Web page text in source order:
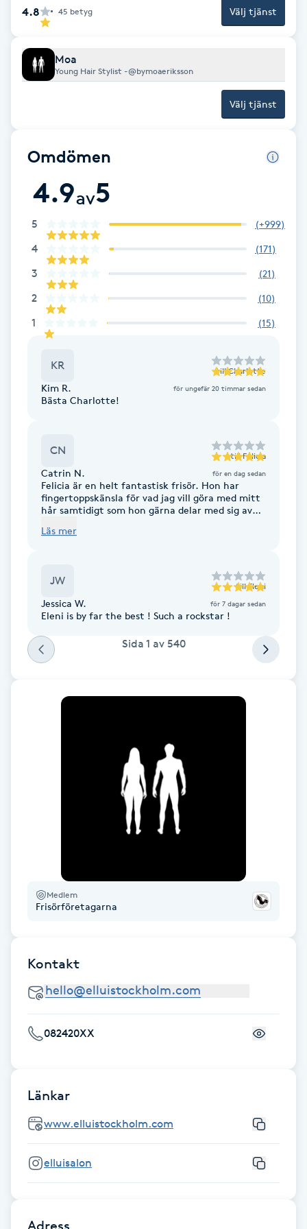
Gua Sha-massage
Hatha Yoga
Headspa
Healing
Herrklippning
Hollywood Peel
Hot Stone Massage
Hudföryngring
Hudvård
Hyaluronsyra
Hårborttagning
Hårbottenbehandling
Hårförlängning
IR-massage
Japansk massage
K
Katun fransar
Kemisk peeling
4.8 45 betyg Välj tjänst
Moa
Young Hair Stylist -@bymoaeriksson
Välj tjänst
Omdömen
4.9av5
5 (+999)
4 (171)
3 (21)
2 (10)
1 (15)
KR till Charlotte
Kim R. för ungefär 20 timmar sedan
Bästa Charlotte!
CN till Felicia
Catrin N. för en dag sedan
Felicia är en helt fantastisk frisör. Hon har
fingertoppskänsla för vad jag vill göra med mitt
hår samtidigt som hon gärna delar med sig av
kombination!
Läs mer
JW till Eleni
Jessica W. för 7 dagar sedan
Eleni is by far the best ! Such a rockstar !
Sida 1 av 540
Medlem
Frisörföretagarna
Kontakt
082420XX
Länkar
www.elluistockholm.com
elluisalon
Adress